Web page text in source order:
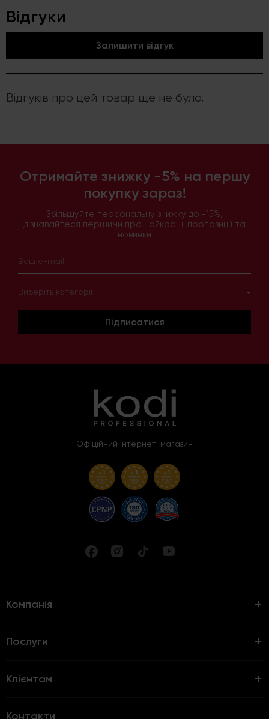
Відгуки
Залишити відгук
Відгуків про цей товар ще не було.
Отримайте знижку -5% на першу
покупку зараз!
Збільшуйте персональну знижку до -15%,
дізнавайтеся першими про найкращі пропозиції та
новинки
Виберіть категорії
Підписатися
Офіційний інтернет-магазин
Компанія
Послуги
Клієнтам
Контакти